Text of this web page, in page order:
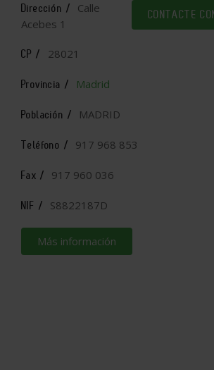
CONTACTE
Dirección /
Calle
Acebes 1
CP / 28021
Provincia / Madrid
Población / MADRID
Teléfono / 917 968 853
Fax / 917 960 036
NIF / S8822187D
Más información